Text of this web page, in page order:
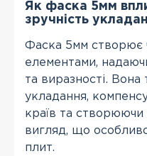
Як фаска 5мм
зручність
Фаска 5мм створює
елементами,
та виразності.
укладання,
країв та
вигляд, що
плит.